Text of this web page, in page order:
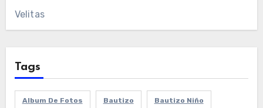
Velitas
Tags
Album De Fotos Bautizo Bautizo Niño